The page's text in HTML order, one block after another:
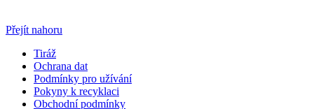
Přejít nahoru
Tiráž
Ochrana dat
Podmínky pro užívání
Pokyny k recyklaci
Obchodní podmínky